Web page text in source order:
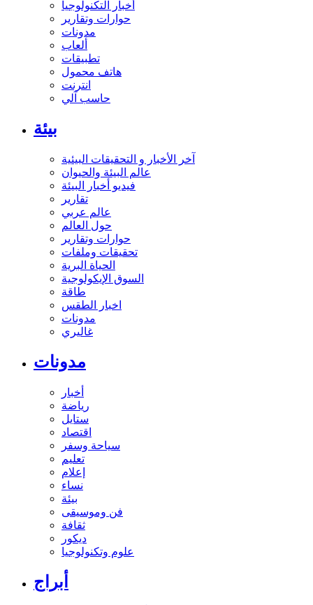
أخبار التكنولوجيا
حوارات وتقارير
مدونات
ألعاب
تطبيقات
هاتف محمول
انترنت
حاسب آلي
بيئة
آخر الأخبار و التحقيقات البيئية
عالم البيئة والحيوان
فيديو أخبار البيئة
تقارير
عالم عربي
حول العالم
حوارات وتقارير
تحقيقات وملفات
الحياة البرية
السوق الإيكولوجية
طاقة
اخبار الطقس
مدونات
غاليري
مدونات
أخبار
رياضة
ستايل
اقتصاد
سياحة وسفر
تعليم
إعلام
نساء
بيئة
فن وموسيقى
ثقافة
ديكور
علوم وتكنولوجيا
أبراج